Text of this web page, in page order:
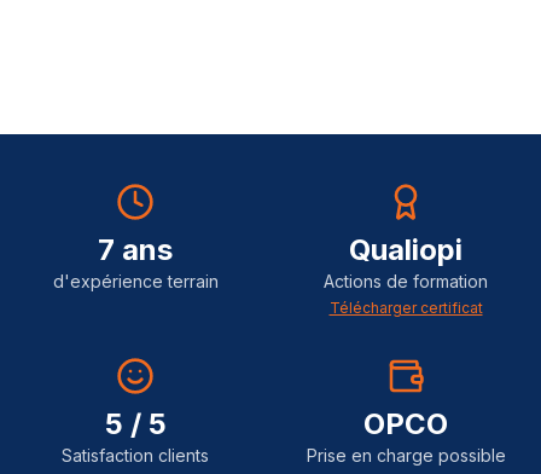
7 ans
d'expérience terrain
Qualiopi
Actions de formation
Télécharger certificat
5 / 5
Satisfaction clients
OPCO
Prise en charge possible